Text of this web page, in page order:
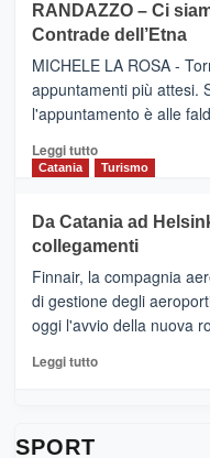
IL
NUOVO
SUMMER
CLUB
VIAGRANDE
(Ct)
–
Benanti
presenta
“Vino
&
Cultura
tappe
dell’enoturismo
RANDAZZO – Ci
Contrade dell’Etna
MICHELE LA ROSA -
appuntamenti più attesi.
l'appuntamento è alle
Leggi tuttoLeggi
di
RANDAZZO
–
Ci
siamo
quasi….
pronti
per
Catania Turismo
Da Catania ad
collegamenti
Finnair, la compagnia
di gestione degli
oggi l'avvio della nuova
Leggi tuttoLeggi
SPORT